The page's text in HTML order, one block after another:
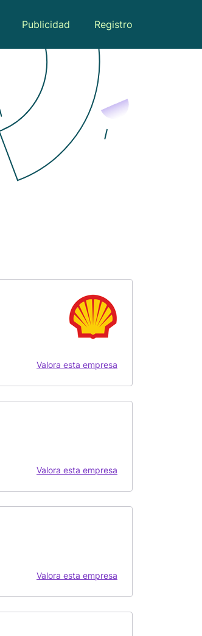
Publicidad Registro
Valora esta empresa
Valora esta empresa
Valora esta empresa